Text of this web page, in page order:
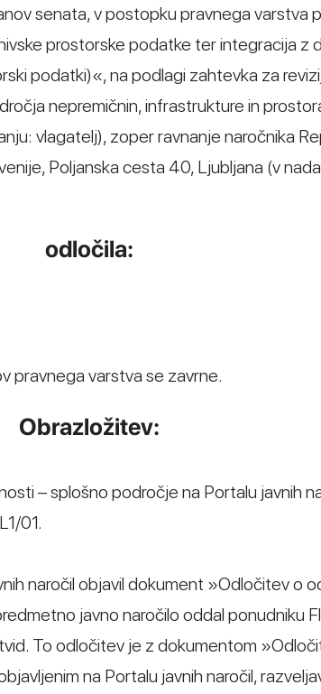
senata, v postopku pravnega varstva
prostorske podatke ter integracija z
podatki)«, na podlagi zahtevka za
nepremičnin, infrastrukture in
vlagatelj), zoper ravnanje naročnika
Poljanska cesta 40, Ljubljana (v
odločila:
pravnega varstva se zavrne.
Obrazložitev:
– splošno področje na Portalu javnih
01.
naročil objavil dokument »Odločitev o
javno naročilo oddal ponudniku
To odločitev je z dokumentom
na Portalu javnih naročil,